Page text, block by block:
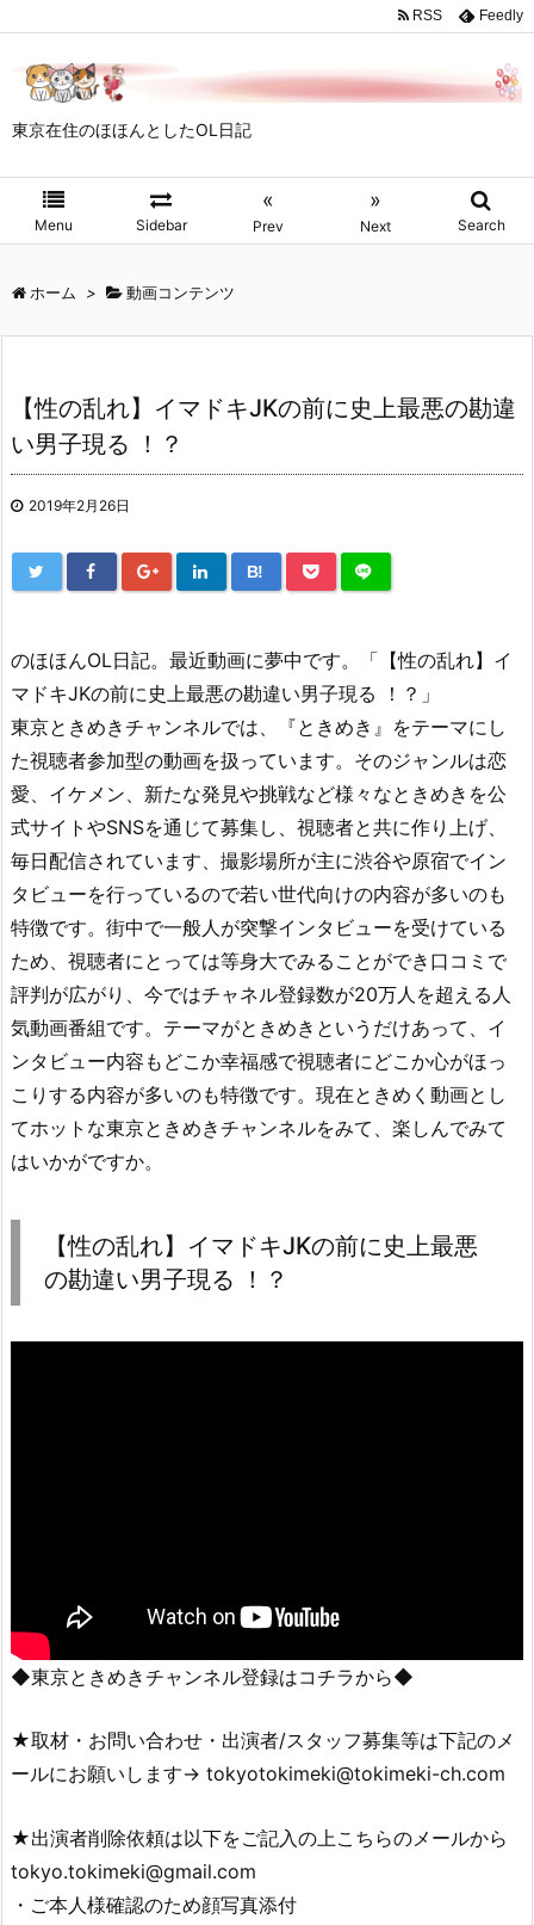
東京在住のほほんとしたOL日記
Menu Sidebar
«
Prev
»
Next Search
RSS Feedly
ホーム > 動画コンテンツ
【性の乱れ】イマドキJKの前に史上最悪の勘違
い男子現る ！？
2019年2月26日
B!
のほほんOL日記。最近動画に夢中です。「【性の乱れ】イ
マドキJKの前に史上最悪の勘違い男子現る ！？」
東京ときめきチャンネルでは、『ときめき』をテーマにし
た視聴者参加型の動画を扱っています。そのジャンルは恋
愛、イケメン、新たな発見や挑戦など様々なときめきを公
式サイトやSNSを通じて募集し、視聴者と共に作り上げ、
毎日配信されています、撮影場所が主に渋谷や原宿でイン
タビューを行っているので若い世代向けの内容が多いのも
特徴です。街中で一般人が突撃インタビューを受けている
ため、視聴者にとっては等身大でみることができ口コミで
評判が広がり、今ではチャネル登録数が20万人を超える人
気動画番組です。テーマがときめきというだけあって、イ
ンタビュー内容もどこか幸福感で視聴者にどこか心がほっ
こりする内容が多いのも特徴です。現在ときめく動画とし
てホットな東京ときめきチャンネルをみて、楽しんでみて
はいかがですか。
【性の乱れ】イマドキJKの前に史上最悪
の勘違い男子現る ！？
◆東京ときめきチャンネル登録はコチラから◆
★取材・お問い合わせ・出演者/スタッフ募集等は下記のメ
ールにお願いします→ tokyotokimeki@tokimeki-ch.com
★出演者削除依頼は以下をご記入の上こちらのメールから
tokyo.tokimeki@gmail.com
・ご本人様確認のため顔写真添付